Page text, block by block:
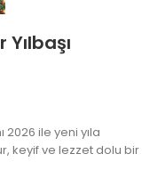
2026 ile yeni yıla
keyif ve lezzet dolu bir